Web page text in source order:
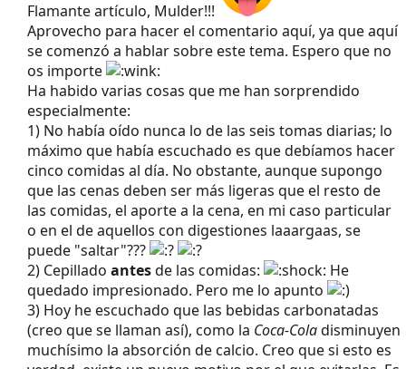
Flamante artículo, Mulder!!!
Aprovecho para hacer el comentario aquí, ya que aquí
se comenzó a hablar sobre este tema. Espero que no
os importe
Ha habido varias cosas que me han sorprendido
especialmente:
1) No había oído nunca lo de las seis tomas diarias; lo
máximo que había escuchado es que debíamos hacer
cinco comidas al día. No obstante, aunque supongo
que las cenas deben ser más ligeras que el resto de
las comidas, el aporte a la cena, en mi caso particular
o en el de aquellos con digestiones laaargaas, se
puede "saltar"???
2) Cepillado antesde las comidas:
He
quedado impresionado. Pero me lo apunto
3) Hoy he escuchado que las bebidas carbonatadas
(creo que se llaman así), como la Coca-Coladisminuyen
muchísimo la absorción de calcio. Creo que si esto es